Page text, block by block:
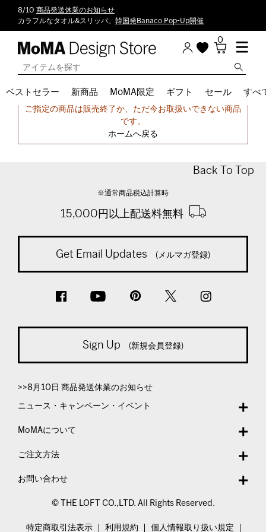
8/10 商品発送休業のお知らせ
カラフルなタオル&スリッパ。 韓国発Banaco Pop-Up開催
0
ベストセラー 新商品 MoMA限定 ギフト セール すべ
申し訳ございません。
ご指定の商品は販売終了か、ただ今お取扱いできない商品
です。
ホームへ戻る
Back To Top
※通常商品税込計算時
15,000円以上配送料無料
Get Email Updates (メルマガ登録)
Sign Up (新規会員登録)
>>8月10日 商品発送休業のお知らせ
ニュース・キャンペーン・イベント
MoMAについて
ご注文方法
お問い合わせ
© THE LOFT CO.,LTD. All Rights Reserved.
特定商取引法表示 利用規約 個人情報取り扱い規定